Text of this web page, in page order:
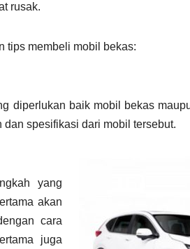
rusak.
tips membeli mobil bekas:
diperlukan baik mobil bekas
spesifikasi dari mobil tersebut.
yang
akan
cara
juga